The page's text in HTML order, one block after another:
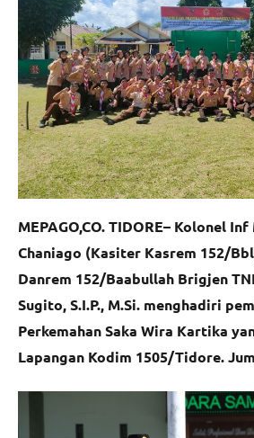
MEPAGO,CO. TIDORE– Kolonel
Chaniago (Kasiter Kasrem 152/
Danrem 152/Baabullah Brigjen
Sugito, S.I.P., M.Si. menghadiri
Perkemahan Saka Wira Kartika
Lapangan Kodim 1505/Tidore.